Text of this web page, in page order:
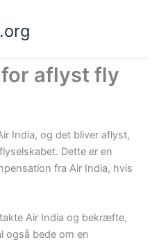
aflyst fly
India, og det bliver aflyst,
Dette er en
fra Air India, hvis
Air India og bekræfte,
også bede om en